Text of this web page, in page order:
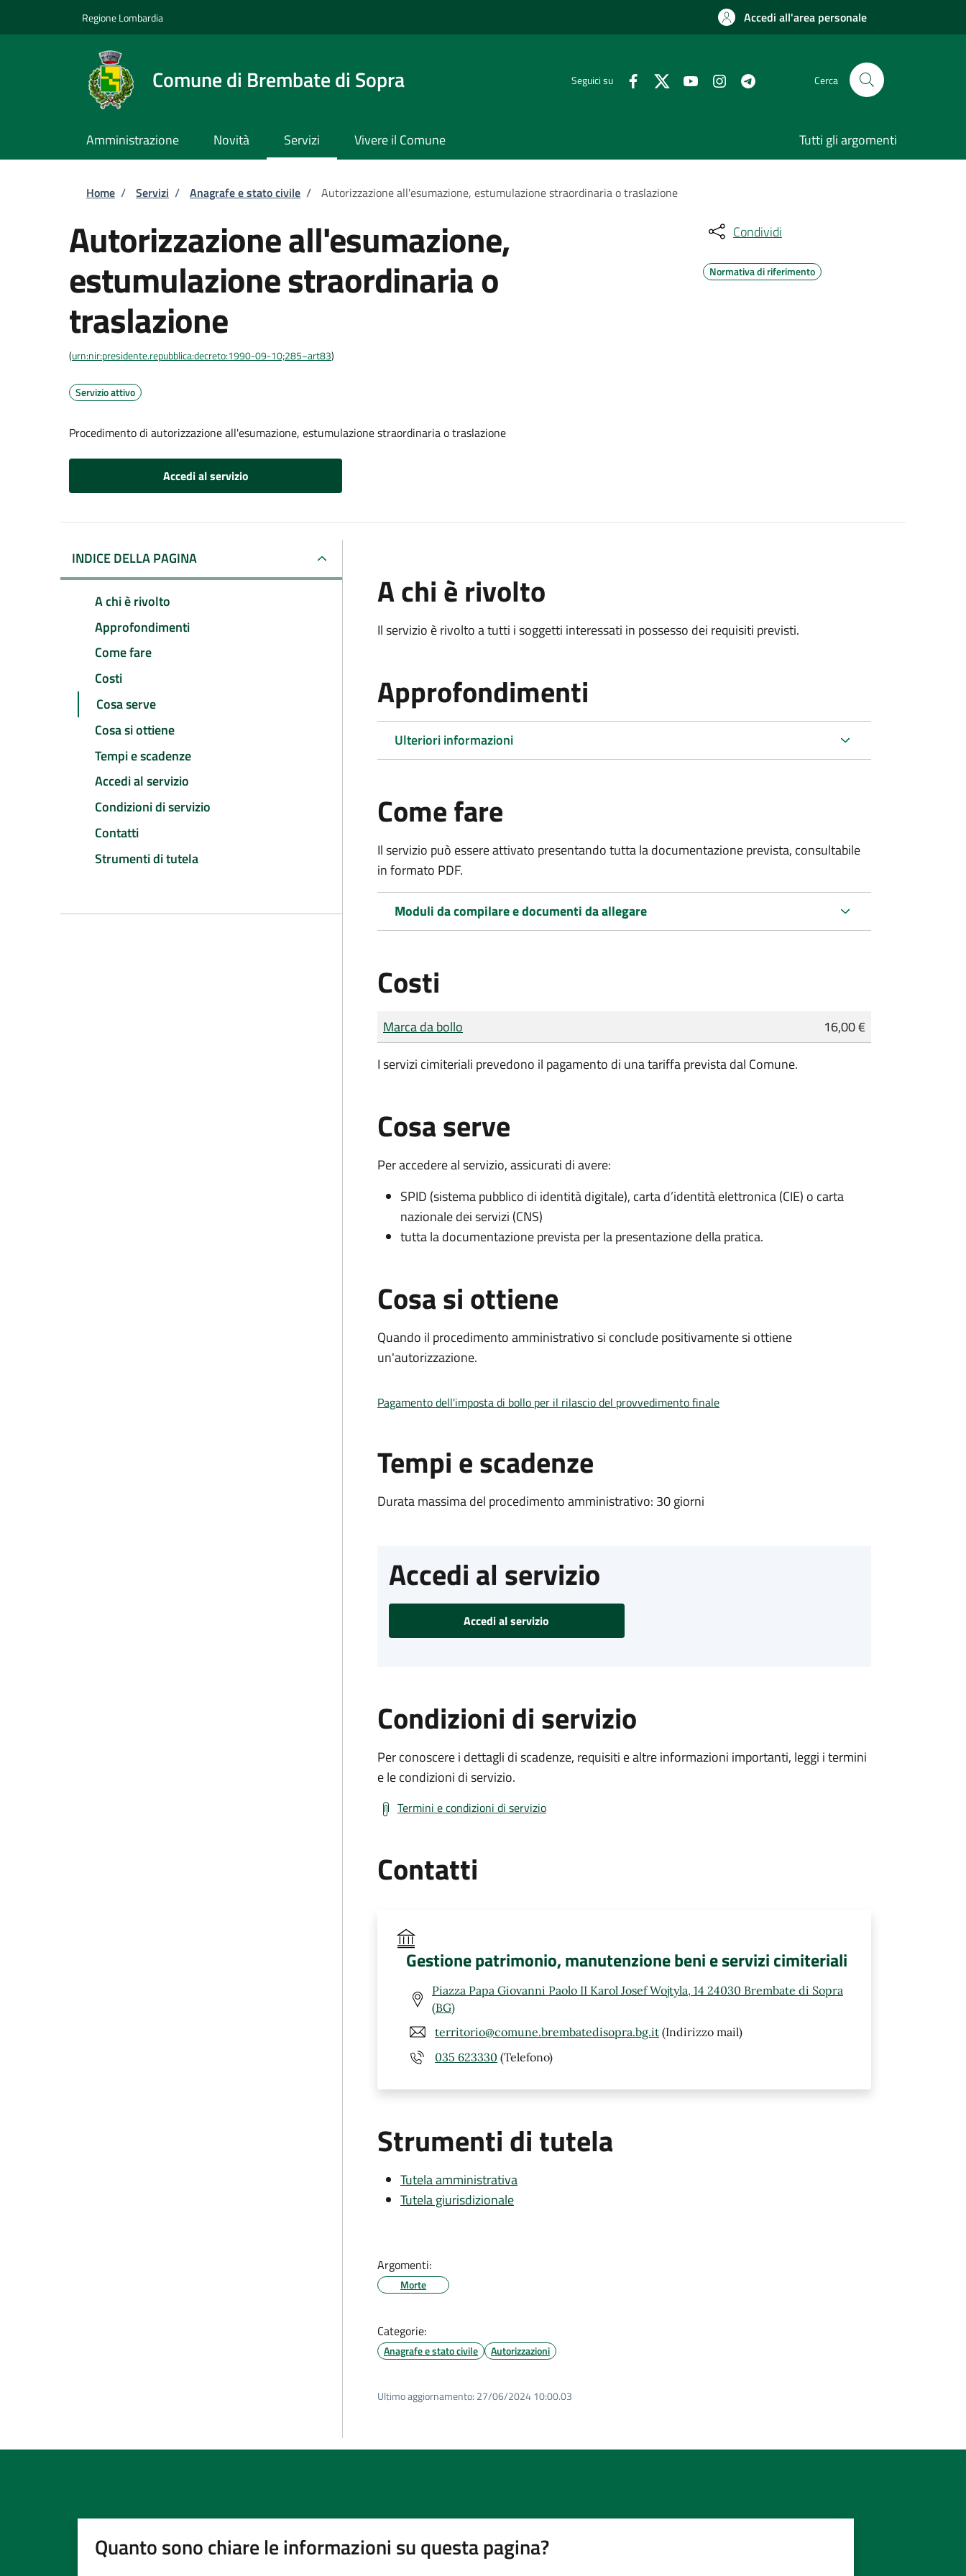
Regione Lombardia Accedi all'area personale
Comune di Brembate di Sopra Seguici su Cerca
Amministrazione Novità Servizi Vivere il Comune Tutti gli argomenti
Briciole di pane
Home / Servizi / Anagrafe e stato civile / Autorizzazione all'esumazione, estumulazione straordinaria o traslazione
Autorizzazione all'esumazione,
estumulazione straordinaria o
traslazione
(urn:nir:presidente.repubblica:decreto:1990-09-10;285~art83)
Servizio attivo
Procedimento di autorizzazione all'esumazione, estumulazione straordinaria o traslazione
Accedi al servizio
Condividi
Normativa di riferimento
INDICE DELLA PAGINA
A chi è rivolto
Approfondimenti
Come fare
Costi
Cosa serve
Cosa si ottiene
Tempi e scadenze
Accedi al servizio
Condizioni di servizio
Contatti
Strumenti di tutela
A chi è rivolto
Il servizio è rivolto a tutti i soggetti interessati in possesso dei requisiti previsti.
Approfondimenti
Ulteriori informazioni
Come fare
Il servizio può essere attivato presentando tutta la documentazione prevista, consultabile
in formato PDF.
Moduli da compilare e documenti da allegare
Costi
Tipo di pagamento
Importo
Marca da bollo
16,00 €
I servizi cimiteriali prevedono il pagamento di una tariffa prevista dal Comune.
Cosa serve
Per accedere al servizio, assicurati di avere:
SPID (sistema pubblico di identità digitale), carta d’identità elettronica (CIE) o carta
nazionale dei servizi (CNS)
tutta la documentazione prevista per la presentazione della pratica.
Cosa si ottiene
Quando il procedimento amministrativo si conclude positivamente si ottiene
un'autorizzazione.
Pagamento dell'imposta di bollo per il rilascio del provvedimento finale
Tempi e scadenze
Durata massima del procedimento amministrativo: 30 giorni
Accedi al servizio
Accedi al servizio
Condizioni di servizio
Per conoscere i dettagli di scadenze, requisiti e altre informazioni importanti, leggi i termini
e le condizioni di servizio.
Termini e condizioni di servizio
Contatti
Gestione patrimonio, manutenzione beni e servizi cimiteriali
Piazza Papa Giovanni Paolo II Karol Josef Wojtyla, 14 24030 Brembate di Sopra
(BG)
territorio@comune.brembatedisopra.bg.it (Indirizzo mail)
035 623330 (Telefono)
Strumenti di tutela
Tutela amministrativa
Tutela giurisdizionale
Argomenti:
Morte
Categorie:
Anagrafe e stato civile Autorizzazioni
Ultimo aggiornamento: 27/06/2024 10:00.03
Quanto sono chiare le informazioni su questa pagina?